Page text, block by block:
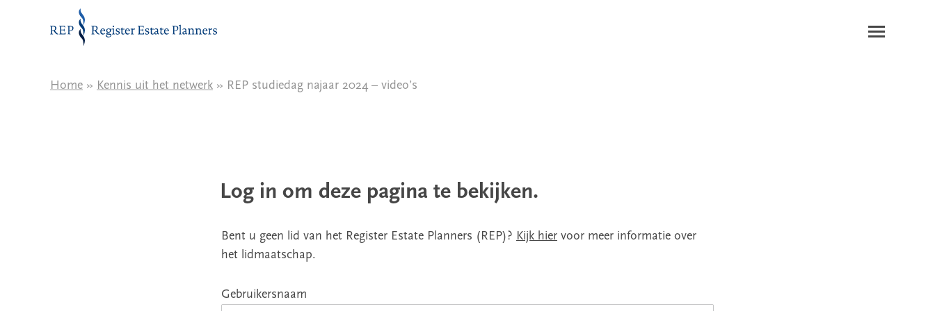
Naar de inhoud
Home » Kennis uit het netwerk » REP studiedag najaar 2024 – video’s
Log in om deze pagina te bekijken.
Bent u geen lid van het Register Estate Planners (REP)? Kijk hier voor meer informatie over
het lidmaatschap.
Gebruikersnaam